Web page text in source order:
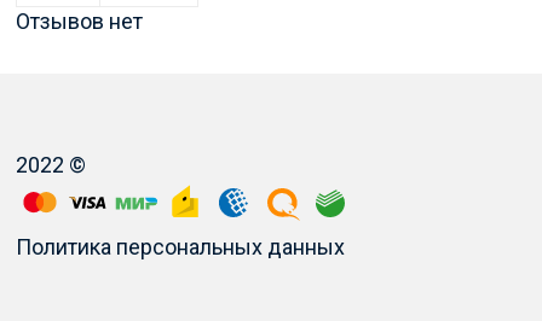
Отзывов нет
2022 ©
Политика персональных данных